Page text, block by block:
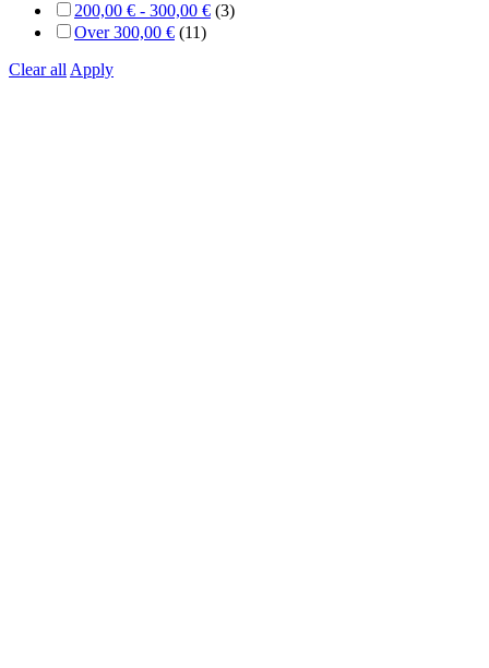
200,00 € - 300,00 € (3)
Over300,00 € (11)
Clear all Apply